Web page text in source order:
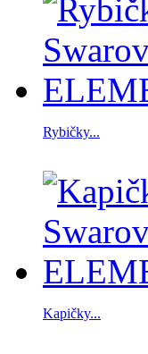
Rybičky...
Kapičky...